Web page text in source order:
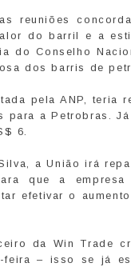
reuniões
do barril e a
do Conselho
dos barris de
pela ANP, teria
a Petrobras. Já
6.
a União irá
que a
efetivar o
da Win Trade
– isso se já